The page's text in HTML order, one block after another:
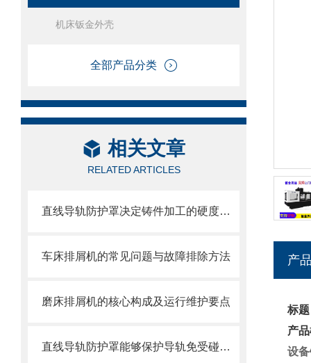
机床钣金外壳
全部产品分类
相关文章
RELATED ARTICLES
直线导轨防护罩决定铸件加工的硬度值指标
车床排屑机的常见问题与故障排除方法
磨床排屑机的核心构成及运行维护要点
直线导轨防护罩能够保护导轨免受碰撞和磨损
产
标
产
设